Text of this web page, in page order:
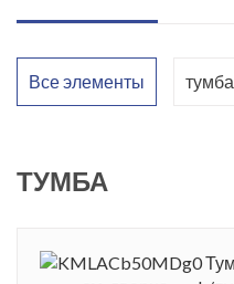
Все элементы тумба
ТУМБА